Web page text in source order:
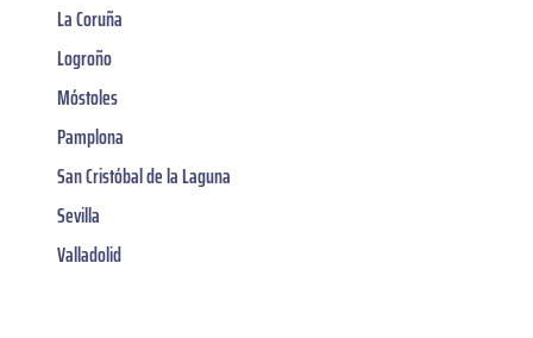
La Coruña
Logroño
Móstoles
Pamplona
San Cristóbal de la Laguna
Sevilla
Valladolid